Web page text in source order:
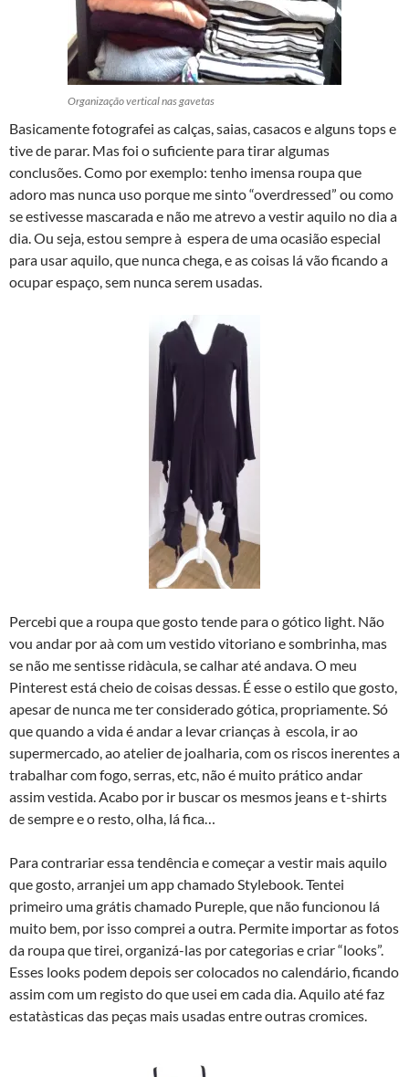
Organização vertical nas gavetas
Basicamente fotografei as calças, saias, casacos e alguns tops e
tive de parar. Mas foi o suficiente para tirar algumas
conclusões. Como por exemplo: tenho imensa roupa que
adoro mas nunca uso porque me sinto “overdressed” ou como
se estivesse mascarada e não me atrevo a vestir aquilo no dia a
dia. Ou seja, estou sempre à espera de uma ocasião especial
para usar aquilo, que nunca chega, e as coisas lá vão ficando a
ocupar espaço, sem nunca serem usadas.
Percebi que a roupa que gosto tende para o gótico light. Não
vou andar por aà­ com um vestido vitoriano e sombrinha, mas
se não me sentisse ridà­cula, se calhar até andava. O meu
Pinterest está cheio de coisas dessas. É esse o estilo que gosto,
apesar de nunca me ter considerado gótica, propriamente. Só
que quando a vida é andar a levar crianças à escola, ir ao
supermercado, ao atelier de joalharia, com os riscos inerentes a
trabalhar com fogo, serras, etc, não é muito prático andar
assim vestida. Acabo por ir buscar os mesmos jeans e t-shirts
de sempre e o resto, olha, lá fica…
Para contrariar essa tendência e começar a vestir mais aquilo
que gosto, arranjei um app chamado Stylebook. Tentei
primeiro uma grátis chamado Pureple, que não funcionou lá
muito bem, por isso comprei a outra. Permite importar as fotos
da roupa que tirei, organizá-las por categorias e criar “looks”.
Esses looks podem depois ser colocados no calendário, ficando
assim com um registo do que usei em cada dia. Aquilo até faz
estatà­sticas das peças mais usadas entre outras cromices.